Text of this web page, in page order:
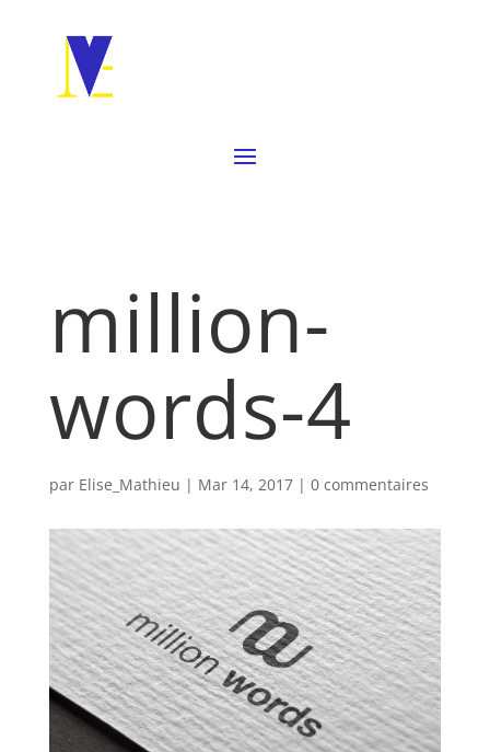
million-
words-4
par Elise_Mathieu | Mar 14, 2017| 0 commentaires